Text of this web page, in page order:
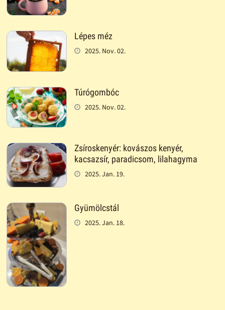
Lépes méz
2025. Nov. 02.
Túrógombóc
2025. Nov. 02.
Zsíroskenyér: kovászos kenyér,
kacsazsír, paradicsom, lilahagyma
2025. Jan. 19.
Gyümölcstál
2025. Jan. 18.